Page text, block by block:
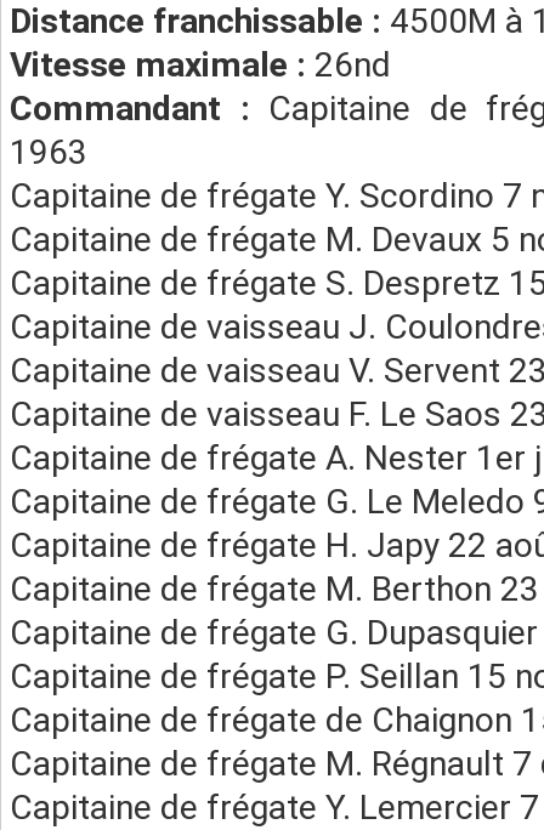
Distance franchissable : 4500M à
Vitesse maximale : 26nd
Commandant : Capitaine de
1963
Capitaine de frégate Y. Scordino 7
Capitaine de frégate M. Devaux 5
Capitaine de frégate S. Despretz
Capitaine de vaisseau J.
Capitaine de vaisseau V. Servent
Capitaine de vaisseau F. Le Saos
Capitaine de frégate A. Nester 1er
Capitaine de frégate G. Le Meledo
Capitaine de frégate H. Japy 22
Capitaine de frégate M. Berthon
Capitaine de frégate G.
Capitaine de frégate P. Seillan 15
Capitaine de frégate de Chaignon
Capitaine de frégate M. Régnault
Capitaine de frégate Y. Lemercier